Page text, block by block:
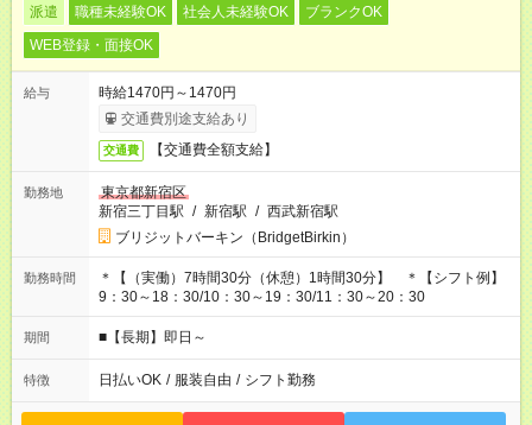
派遣 職種未経験OK 社会人未経験OK
ブランクOK
WEB登録・面接OK
給与
時給1470円～1470円
交通費別途支給あり
交通費 【交通費全額支給】
勤務地
東京都新宿区
新宿三丁目駅 / 新宿駅 / 西武新宿駅
ブリジットバーキン（BridgetBirkin）
勤務時間
＊【（実働）7時間30分（休憩）1時間30分】 ＊【シフト例】
9：30～18：30/10：30～19：30/11：30～20：30
期間 ■【長期】即日～
特徴 日払いOK / 服装自由 / シフト勤務